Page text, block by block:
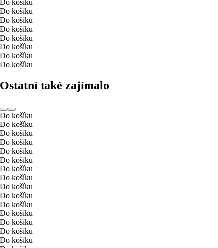
Do košíku
Do košíku
Do košíku
Do košíku
Do košíku
Do košíku
Do košíku
Do košíku
Ostatní také zajímalo
Do košíku
Do košíku
Do košíku
Do košíku
Do košíku
Do košíku
Do košíku
Do košíku
Do košíku
Do košíku
Do košíku
Do košíku
Do košíku
Do košíku
Do košíku